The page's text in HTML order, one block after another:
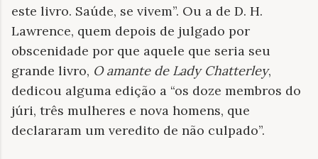
este livro. Saúde, se vivem”. Ou a de D. H.
Lawrence, quem depois de julgado por
obscenidade por que aquele que seria seu
grande livro, O amante de Lady Chatterley,
dedicou alguma edição a “os doze membros do
júri, três mulheres e nova homens, que
declararam um veredito de não culpado”.